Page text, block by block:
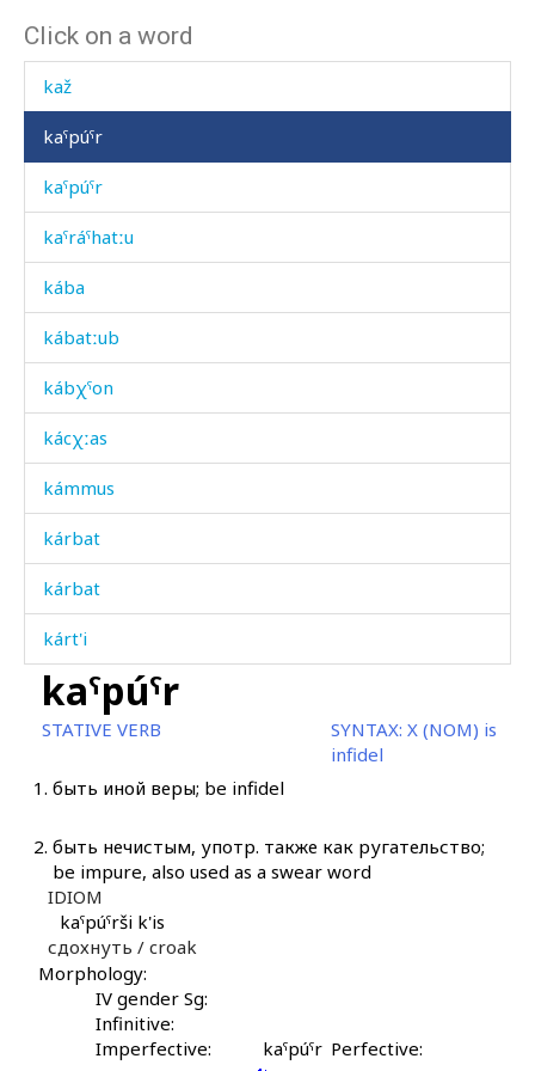
Click on a word
katán
kaž
kaˤpúˤr
kaˤpúˤr
kaˤráˤhatːu
kába
kábatːub
kábχˤon
kácχːas
kámmus
kárbat
kárbat
kárt'i
kárt'ilak šːubús
kárt'ilitːik šːubús
kášiš
káʁəra
káʕba
káˤršːi
kemmét
kaˤpúˤr
STATIVE VERB SYNTAX: X (NOM) is
infidel
1. быть иной веры; be infidel
2. быть нечистым, употр. также как ругательство;
be impure, also used as a swear word
IDIOM
kaˤpúˤrši k'is
сдохнуть / croak
Morphology:
IV gender Sg:
Infinitive:
Imperfective:
kaˤpúˤr Perfective: